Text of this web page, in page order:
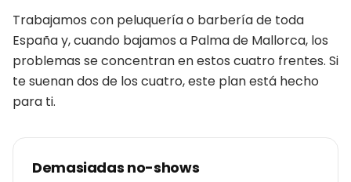
Trabajamos con peluquería o barberíade toda
España y, cuando bajamos a Palma de Mallorca, los
problemas se concentran en estos cuatro frentes. Si
te suenan dos de los cuatro, este plan está hecho
para ti.
Demasiadas no-shows